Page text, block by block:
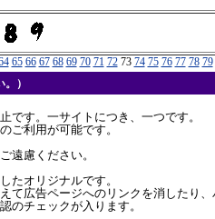
65 66 67 68 69 70 71 7273 74 75 76 77 78 79
）
です。一サイトにつき、一つです。
ご利用が可能です。
遠慮ください。
たオリジナルです。
て広告ページへのリンクを消したり
のチェックが入ります。